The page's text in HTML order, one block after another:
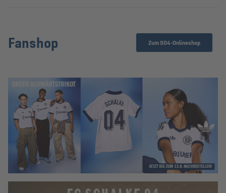
Fanshop Zum S04-Onlineshop